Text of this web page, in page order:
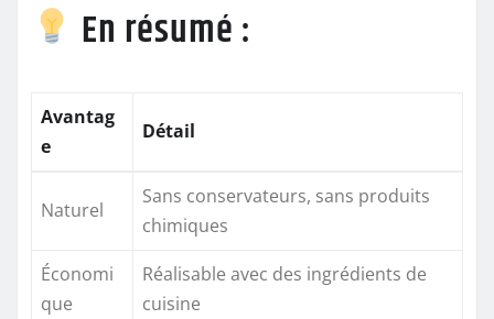
En résumé :
Avantag
e
Détail
Naturel
Sans conservateurs, sans produits
chimiques
Économi
que
Réalisable avec des ingrédients de
cuisine